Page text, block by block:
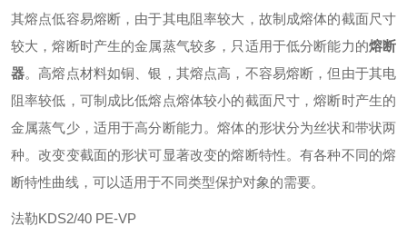
其熔点低容易熔断，由于其电阻率较大，故制成熔体的截面尺寸
较大，熔断时产生的金属蒸气较多，只适用于低分断能力的熔断
器。高熔点材料如铜、银，其熔点高，不容易熔断，但由于其电
阻率较低，可制成比低熔点熔体较小的截面尺寸，熔断时产生的
金属蒸气少，适用于高分断能力。熔体的形状分为丝状和带状两
种。改变变截面的形状可显著改变的熔断特性。有各种不同的熔
断特性曲线，可以适用于不同类型保护对象的需要。
法勒KDS2/40 PE-VP